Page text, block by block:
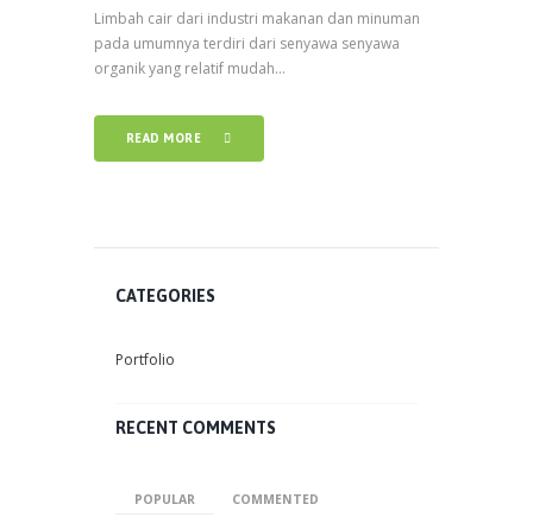
Limbah cair dari industri makanan dan minuman
pada umumnya terdiri dari senyawa senyawa
organik yang relatif mudah...
READ MORE
CATEGORIES
Portfolio
RECENT COMMENTS
POPULAR COMMENTED